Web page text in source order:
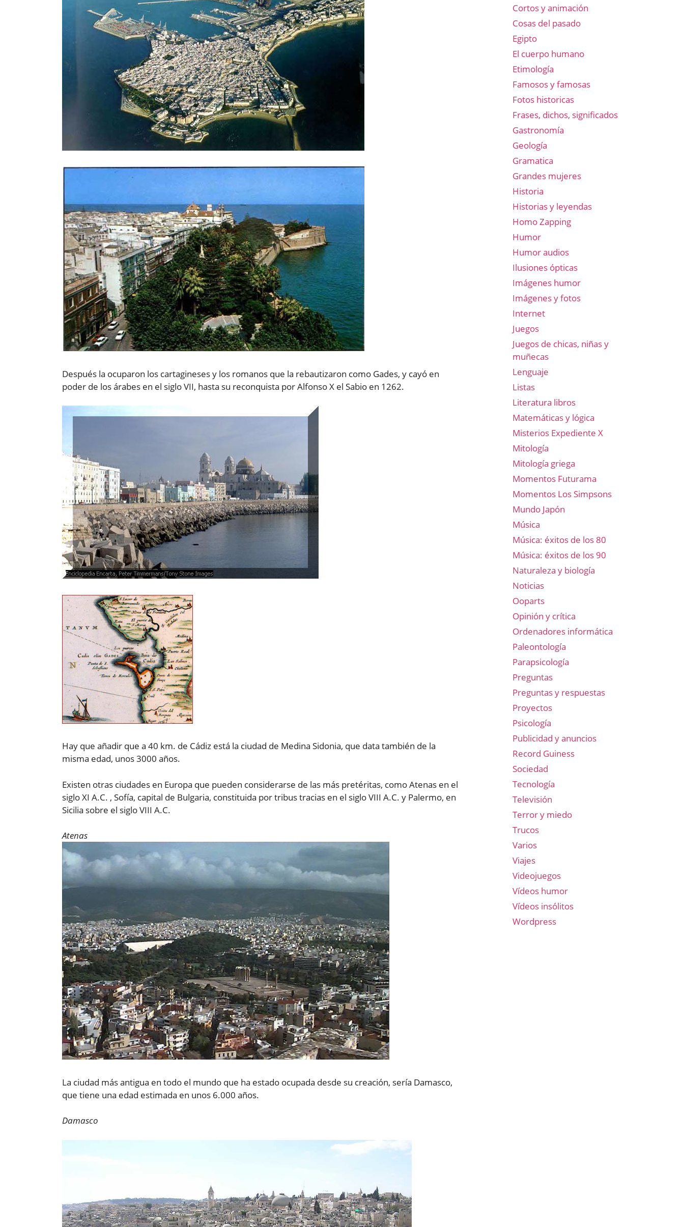
Después la ocuparon los cartagineses y los romanos que la rebautizaron como Gades, y cayó en
poder de los árabes en el siglo VII, hasta su reconquista por Alfonso X el Sabio en 1262.
Hay que añadir que a 40 km. de Cádiz está la ciudad de Medina Sidonia, que data también de la
misma edad, unos 3000 años.
Existen otras ciudades en Europa que pueden considerarse de las más pretéritas, como Atenas en el
siglo XI A.C. , Sofía, capital de Bulgaria, constituida por tribus tracias en el siglo VIII A.C. y Palermo, en
Sicilia sobre el siglo VIII A.C.
Atenas
La ciudad más antigua en todo el mundo que ha estado ocupada desde su creación, sería Damasco,
que tiene una edad estimada en unos 6.000 años.
Damasco
Cortos y animación
Cosas del pasado
Egipto
El cuerpo humano
Etimología
Famosos y famosas
Fotos historicas
Frases, dichos, significados
Gastronomía
Geología
Gramatica
Grandes mujeres
Historia
Historias y leyendas
Homo Zapping
Humor
Humor audios
Ilusiones ópticas
Imágenes humor
Imágenes y fotos
Internet
Juegos
Juegos de chicas, niñas y
muñecas
Lenguaje
Listas
Literatura libros
Matemáticas y lógica
Misterios Expediente X
Mitología
Mitología griega
Momentos Futurama
Momentos Los Simpsons
Mundo Japón
Música
Música: éxitos de los 80
Música: éxitos de los 90
Naturaleza y biología
Noticias
Ooparts
Opinión y crítica
Ordenadores informática
Paleontología
Parapsicología
Preguntas
Preguntas y respuestas
Proyectos
Psicología
Publicidad y anuncios
Record Guiness
Sociedad
Tecnología
Televisión
Terror y miedo
Trucos
Varios
Viajes
Videojuegos
Vídeos humor
Vídeos insólitos
Wordpress